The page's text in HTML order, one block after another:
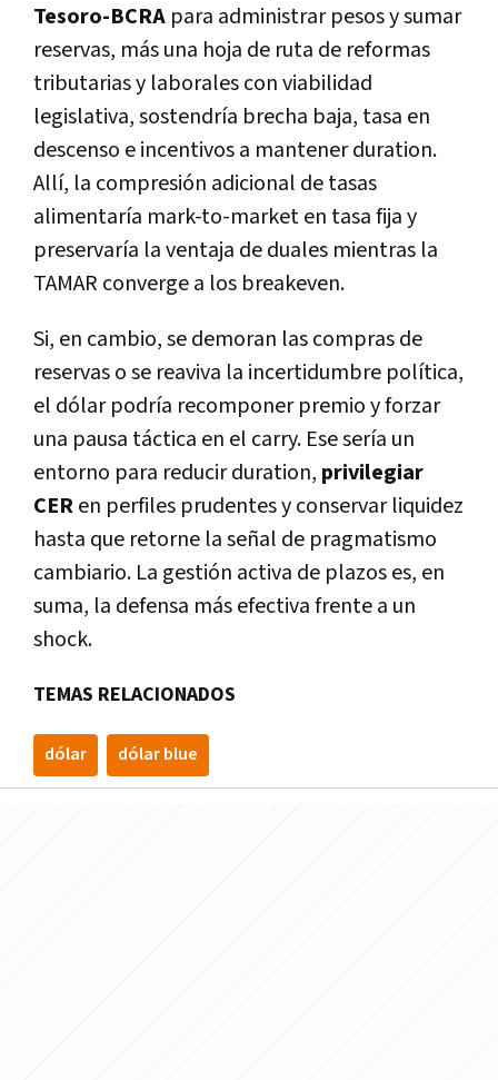
Tesoro-BCRA para administrar pesos y sumar
reservas, más una hoja de ruta de reformas
tributarias y laborales con viabilidad
legislativa, sostendría brecha baja, tasa en
descenso e incentivos a mantener duration.
Allí, la compresión adicional de tasas
alimentaría mark-to-market en tasa fija y
preservaría la ventaja de duales mientras la
TAMAR converge a los breakeven.
Si, en cambio, se demoran las compras de
reservas o se reaviva la incertidumbre política,
el dólar podría recomponer premio y forzar
una pausa táctica en el carry. Ese sería un
entorno para reducir duration, privilegiar
CERen perfiles prudentes y conservar liquidez
hasta que retorne la señal de pragmatismo
cambiario. La gestión activa de plazos es, en
suma, la defensa más efectiva frente a un
shock.
TEMAS RELACIONADOS
dólar dólar blue